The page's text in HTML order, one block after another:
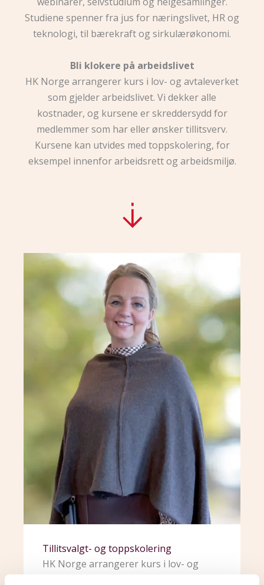
Studiene spenner fra jus for næringslivet, HR og
teknologi, til bærekraft og sirkulærøkonomi.
Bli klokere på arbeidslivet
HK Norge arrangerer kurs i lov- og avtaleverket
som gjelder arbeidslivet. Vi dekker alle
kostnader, og kursene er skreddersydd for
medlemmer som har eller ønsker tillitsverv.
Kursene kan utvides med toppskolering, for
eksempel innenfor arbeidsrett og arbeidsmiljø.
Tillitsvalgt- og toppskolering
HK Norge arrangerer kurs i lov- og